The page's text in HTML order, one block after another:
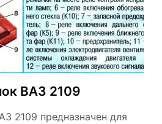
ВАЗ 2109
2109 предназначен для